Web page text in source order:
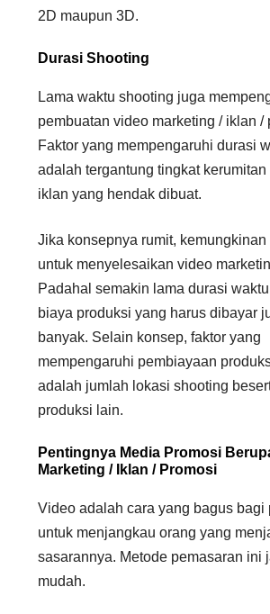
2D maupun 3D.
Durasi Shooting
Lama waktu shooting juga
pembuatan video marketing / iklan /
Faktor yang mempengaruhi durasi
adalah tergantung tingkat
iklan yang hendak dibuat.
Jika konsepnya rumit, kemungkinan
untuk menyelesaikan video
Padahal semakin lama durasi
biaya produksi yang harus dibayar
banyak. Selain konsep, faktor yang
mempengaruhi pembiayaan
adalah jumlah lokasi shooting
produksi lain.
Pentingnya Media Promosi
Marketing / Iklan / Promosi
Video adalah cara yang bagus bagi
untuk menjangkau orang yang
sasarannya. Metode pemasaran ini
mudah.